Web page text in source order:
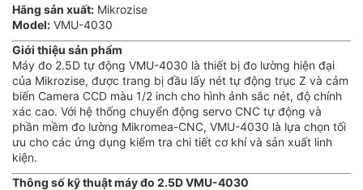
Hãng sản xuất: Mikrozise
Model: VMU-4030
Giới thiệu sản phẩm
Máy đo 2.5D tự động VMU-4030 là thiết bị đo lường hiện đại
của Mikrozise, được trang bị đầu lấy nét tự động trục Z và cảm
biến Camera CCD màu 1/2 inch cho hình ảnh sắc nét, độ chính
xác cao. Với hệ thống chuyển động servo CNC tự động và
phần mềm đo lường Mikromea-CNC, VMU-4030 là lựa chọn tối
ưu cho các ứng dụng kiểm tra chi tiết cơ khí và sản xuất linh
kiện.
Thông số kỹ thuật máy đo 2.5D VMU-4030